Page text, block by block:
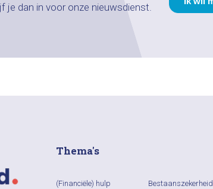
je dan in voor onze nieuwsdienst.
Thema's
(Financiële) hulp Bestaanszekerheid